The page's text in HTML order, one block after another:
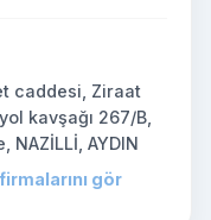
caddesi, Ziraat
kavşağı 267/B,
NAZİLLİ, AYDIN
gör